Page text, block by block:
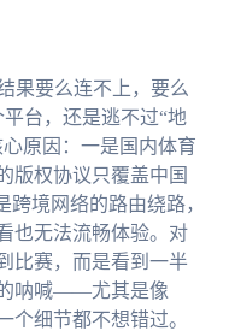
果要么连不上，要么
台，还是逃不过“地
原因：一是国内体育
版权协议只覆盖中国
境网络的路由绕路，
也无法流畅体验。对
比赛，而是看到一半
呐喊——尤其是像
个细节都不想错过。